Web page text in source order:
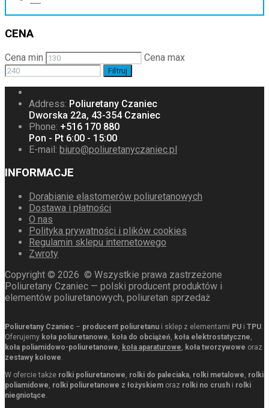
CENA
Cena min Cena max
Filtruj
Address: Poliuretany Czaniec
Dworska 22a, 43-354 Czaniec
Phone: +516 170 880
Pon - Pt 6:00 - 15:00
E-mail: biuro@poliuretanyczaniec.pl
INFORMACJE
Dorabianie elastomerów poliuretanowych
Dostawa i płatności
O nas
Polityka prywatności i plików cookies
Regulamin sklepu internetowego
Zwroty
Copyright © 2026 © Wszystkie prawa zastrzeżone
Poliuretany Czaniec — polski producent produktów i
elementów poliuretanowych, poliuretan sprzedaż
Poliuretany Czaniec – producent poliuretanu i sklep z elementami PU i TPU.
Oferujemy koła poliuretanowe, koła do obciążeń, koła elektrostatyczne,
koła poliamidowo-poliuretanowe, koła aparaturowe, koła tworzywowe oraz
zestawy kołowe.
W ofercie także rolki poliuretanowe, rolki do paleciaka, rolki metalowe, rolki
poliamidowe, rolki poliuretanowe z łożyskiem oraz rolki no crush i rolki
niegniotące.